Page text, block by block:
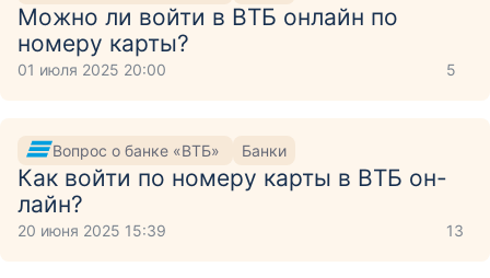
Можно ли войти в ВТБ онлайн по
номеру карты?
01 июля 2025 20:00 5
Вопрос о банке «ВТБ» Банки
Как войти по номеру карты в ВТБ он-
лайн?
20 июня 2025 15:39 13